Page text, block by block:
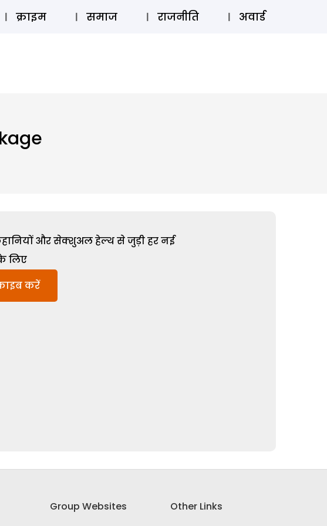
ऑडियो स्टोरी लॉग इन ⚲ SUBSCRIBE
क्राइम समाज राजनीति अवार्ड
और सेक्शुअल हेल्थ से जुड़ी हर नई
लिए
करें
Group Websites
Other Links